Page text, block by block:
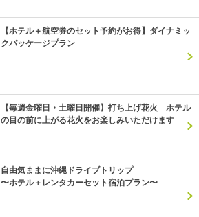
【ホテル＋航空券のセット予約がお得】ダイナミッ
クパッケージプラン
【毎週金曜日・土曜日開催】打ち上げ花火 ホテル
の目の前に上がる花火をお楽しみいただけます
自由気ままに沖縄ドライブトリップ
〜ホテル＋レンタカーセット宿泊プラン〜